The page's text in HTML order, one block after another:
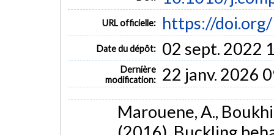
URL officielle: https://
Date du dépôt: 02 sept. 2022
Dernière
modification:
22 janv. 2026
Marouene, A.,